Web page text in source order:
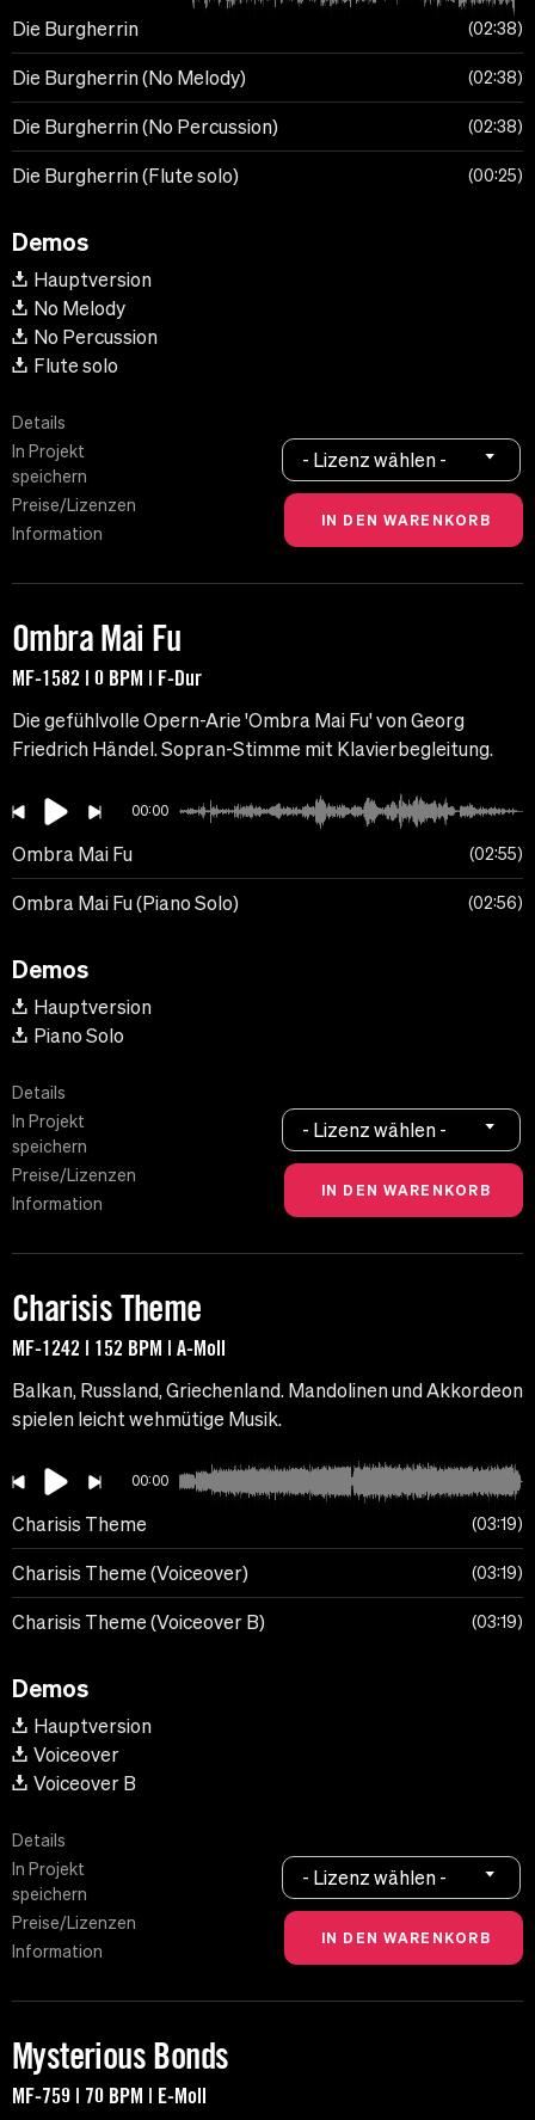
Die Burgherrin 02:38
Die Burgherrin (No Melody) 02:38
Die Burgherrin (No Percussion) 02:38
Die Burgherrin (Flute solo) 00:25
Demos
Hauptversion
No Melody
No Percussion
Flute solo
Details
In Projekt
speichern
Preise/Lizenzen
Information
- Lizenz wählen -
Ombra Mai Fu
MF-1582 | 0 BPM | F-Dur
Die gefühlvolle Opern-Arie 'Ombra Mai Fu' von Georg
Friedrich Händel. Sopran-Stimme mit Klavierbegleitung.
00:00
Ombra Mai Fu 02:55
Ombra Mai Fu (Piano Solo) 02:56
Demos
Hauptversion
Piano Solo
Details
In Projekt
speichern
Preise/Lizenzen
Information
- Lizenz wählen -
Charisis Theme
MF-1242 | 152 BPM | A-Moll
Balkan, Russland, Griechenland. Mandolinen und Akkordeon
spielen leicht wehmütige Musik.
00:00
Charisis Theme 03:19
Charisis Theme (Voiceover) 03:19
Charisis Theme (Voiceover B) 03:19
Demos
Hauptversion
Voiceover
Voiceover B
Details
In Projekt
speichern
Preise/Lizenzen
Information
- Lizenz wählen -
Mysterious Bonds
MF-759 | 70 BPM | E-Moll